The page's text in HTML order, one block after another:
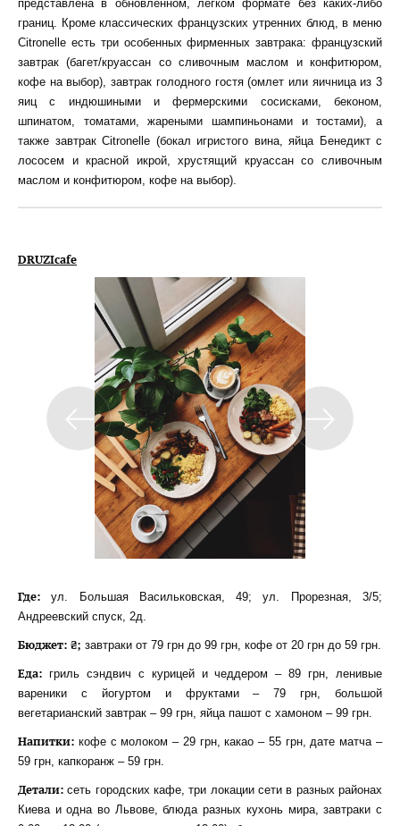
представлена в обновленном, легком формате без каких-либо
границ. Кроме классических французских утренних блюд, в меню
Citronelle есть три особенных фирменных завтрака: французский
завтрак (багет/круассан со сливочным маслом и конфитюром,
кофе на выбор), завтрак голодного гостя (омлет или яичница из 3
яиц с индюшиными и фермерскими сосисками, беконом,
шпинатом, томатами, жареными шампиньонами и тостами), а
также завтрак Citronelle (бокал игристого вина, яйца Бенедикт с
лососем и красной икрой, хрустящий круассан со сливочным
маслом и конфитюром, кофе на выбор).
DRUZIcafe
Где:ул. Большая Васильковская, 49; ул. Прорезная, 3/5;
Андреевский спуск, 2д.
Бюджет: ₴; завтраки от 79 грн до 99 грн, кофе от 20 грн до 59 грн.
Еда: гриль сэндвич с курицей и чеддером – 89 грн, ленивые
вареники с йогуртом и фруктами – 79 грн, большой
вегетарианский завтрак – 99 грн, яйца пашот с хамоном – 99 грн.
Напитки: кофе с молоком – 29 грн, какао – 55 грн, дате матча –
59 грн, капкоранж – 59 грн.
Детали:сеть городских кафе, три локации сети в разных районах
Киева и одна во Львове, блюда разных кухонь мира, завтраки с